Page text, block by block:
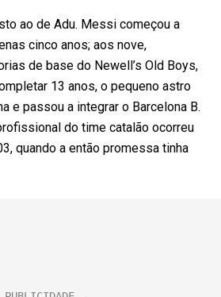
ao de Adu. Messi começou a
cinco anos; aos nove,
de base do Newell’s Old Boys,
13 anos, o pequeno astro
e passou a integrar o Barcelona B.
do time catalão ocorreu
quando a então promessa tinha